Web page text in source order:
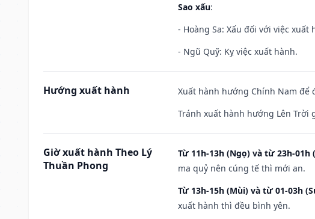
Sao xấu:
- Hoàng Sa: Xấu đối với việc xuất
- Ngũ Quỹ: Kỵ việc xuất hành.
Hướng xuất hành
Xuất hành hướng Chính Nam để
Tránh xuất hành hướng Lên Trời
Giờ xuất hành Theo Lý
Thuần Phong
Từ 11h-13h (Ngọ) và từ 23h-01h
ma quỷ nên cúng tế thì mới an.
Từ 13h-15h (Mùi) và từ 01-03h
xuất hành thì đều bình yên.